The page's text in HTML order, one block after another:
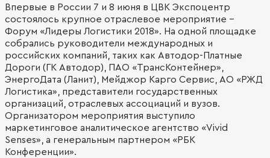
Впервые в России 7 и 8 июня в ЦВК Экспоцентр
состоялось крупное отраслевое мероприятие -
Форум «Лидеры Логистики 2018». На одной площадке
собрались руководители международных и
российских компаний, таких как Автодор-Платные
Дороги (ГК Автодор), ПАО «ТрансКонтейнер»,
ЭнергоДата (Ланит), Мейджор Карго Сервис, АО «РЖД
Логистика», представители государственных
организаций, отраслевых ассоциаций и вузов.
Организатором мероприятия выступило
маркетинговое аналитическое агентство «Vivid
Senses», а генеральным партнером «РБК
Конференции».